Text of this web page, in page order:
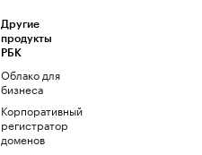
Другие
продукты
РБК
Облако для
бизнеса
Корпоративный
регистратор
доменов